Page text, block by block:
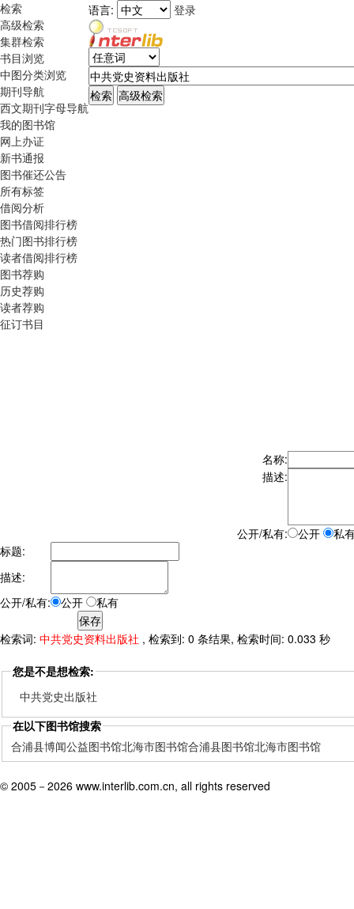
检索
高级检索
集群检索
书目浏览
中图分类浏览
期刊导航
西文期刊字母导航
我的图书馆
网上办证
新书通报
图书催还公告
所有标签
借阅分析
图书借阅排行榜
热门图书排行榜
读者借阅排行榜
图书荐购
历史荐购
读者荐购
征订书目
语言: 登录
名称:
描述:
公开/私有: 公开
私
标题:
描述:
公开/私有:
公开 私有
检索词: 中共党史资料出版社 , 检索到: 0 条结果, 检索时间: 0.033 秒
您是不是想检索:
中共党史出版社
在以下图书馆搜索
合浦县博闻公益图书馆北海市图书馆合浦县图书馆北海市图书馆
© 2005－ 2026 www.interlib.com.cn, all rights reserved